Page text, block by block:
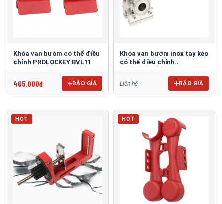
Khóa van bướm có thể điều
chỉnh PROLOCKEY BVL11
465.000đ BÁO GIÁ
​​​​​​​Khóa van bướm inox tay kéo
có thể điều chỉnh
Liên hệ BÁO GIÁ
HOT HOT